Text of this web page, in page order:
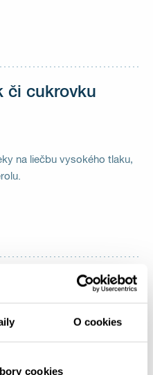
O cookies
cookies
či cukrovku
na liečbu vysokého tlaku,
novým
objaviť symbol